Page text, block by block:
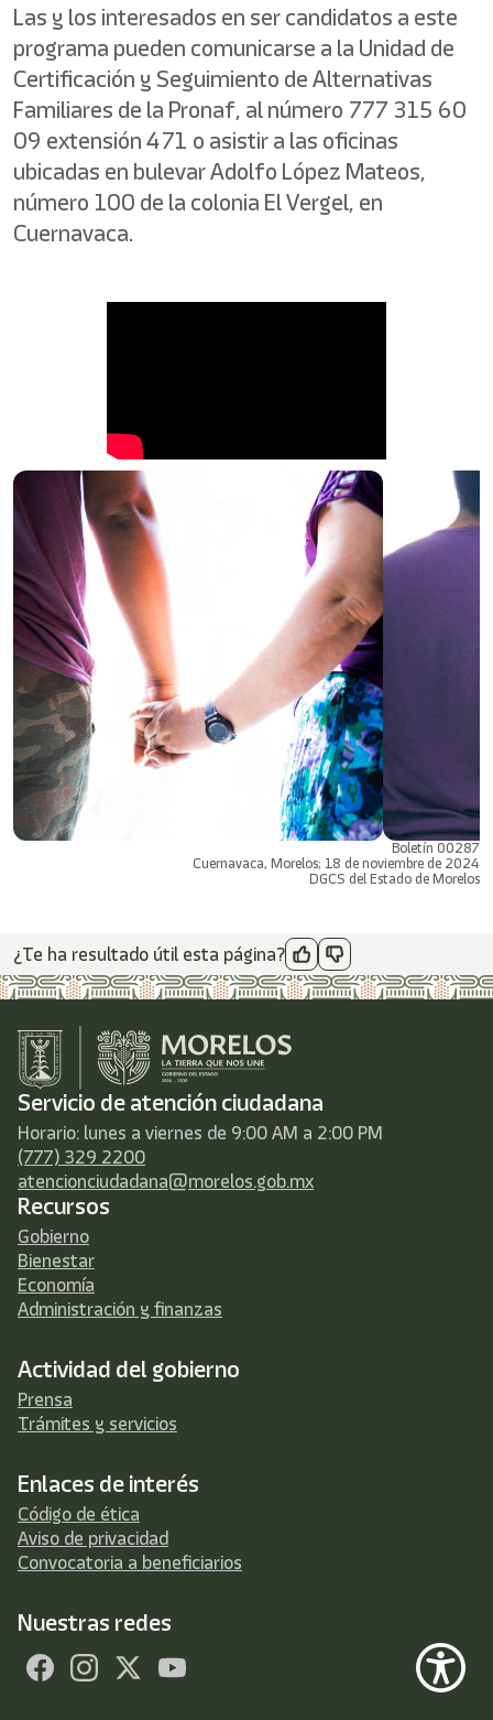
Las y los interesados en ser candidatos a este
programa pueden comunicarse a la Unidad de
Certificación y Seguimiento de Alternativas
Familiares de la Pronaf, al número 777 315 60
09 extensión 471 o asistir a las oficinas
ubicadas en bulevar Adolfo López Mateos,
número 100 de la colonia El Vergel, en
Cuernavaca.
Boletín 00287
Cuernavaca, Morelos; 18 de noviembre de 2024
DGCS del Estado de Morelos
¿Te ha resultado útil esta página?
Servicio de atención ciudadana
Horario: lunes a viernes de 9:00 AM a 2:00 PM
(777) 329 2200
atencionciudadana@morelos.gob.mx
Recursos
Gobierno
Bienestar
Economía
Administración y finanzas
Actividad del gobierno
Prensa
Trámites y servicios
Enlaces de interés
Código de ética
Aviso de privacidad
Convocatoria a beneficiarios
Nuestras redes